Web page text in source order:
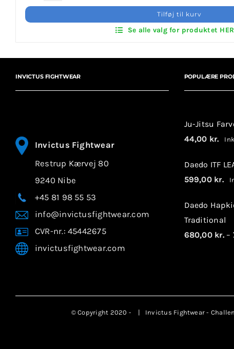
Approved
Guard
Tilføj til kurv
Se alle valg for produktet
INVICTUS FIGHTWEAR
Invictus Fightwear
Restrup Kærvej 80
9240 Nibe
+45 81 98 55 53
info@invictusfightwear.com
CVR-nr.: 45442675
invictusfightwear.com
POPULÆRE
Ju-Jitsu
44,00 kr.
Daedo ITF
599,00 kr.
Daedo
Traditional
680,00 kr. –
© Copyright 2020 - | Invictus Fightwear -